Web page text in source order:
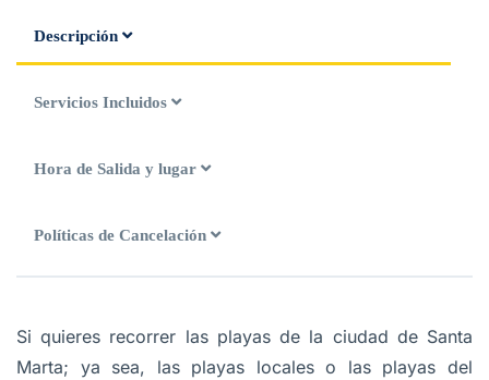
Descripción
Servicios Incluidos
Hora de Salida y lugar
Políticas de Cancelación
Si quieres recorrer las playas de la ciudad de Santa
Marta; ya sea, las playas locales o las playas del